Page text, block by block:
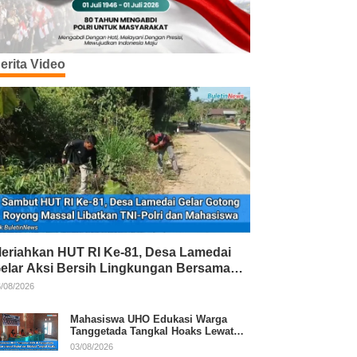
Video
HUT RI Ke-81, Desa Lamedai
Aksi Bersih Lingkungan Bersama
Polri
08/2026
Mahasiswa UHO Edukasi Warga
Tanggetada Tangkal Hoaks Lewat
Program Literasi
03/08/2026